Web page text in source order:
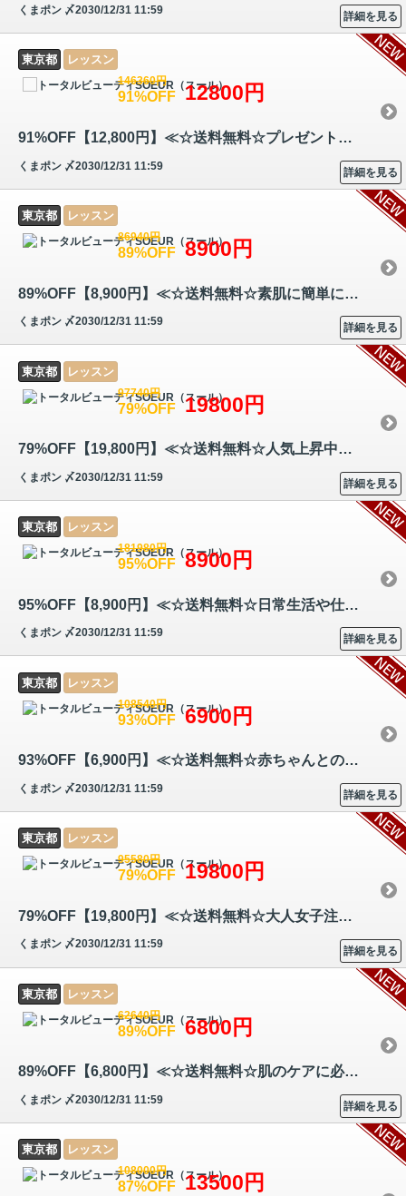
くまポン 〆2030/12/31 11:59
詳細を見る
東京都 レッスン
146360円
91%OFF 12800円
91%OFF【12,800円】≪☆送料無料☆プレゼントにもピッタリ♪身の回りのアイテ…
くまポン 〆2030/12/31 11:59
詳細を見る
東京都 レッスン
86940円
89%OFF 8900円
89%OFF【8,900円】≪☆送料無料☆素肌に簡単に繰り返し貼れる、新感覚ジュエ…
くまポン 〆2030/12/31 11:59
詳細を見る
東京都 レッスン
97740円
79%OFF 19800円
79%OFF【19,800円】≪☆送料無料☆人気上昇中の眉毛エクステンションの講座！…
くまポン 〆2030/12/31 11:59
詳細を見る
東京都 レッスン
181980円
95%OFF 8900円
95%OFF【8,900円】≪☆送料無料☆日常生活や仕事でのコミュニケーションで活…
くまポン 〆2030/12/31 11:59
詳細を見る
東京都 レッスン
108540円
93%OFF 6900円
93%OFF【6,900円】≪☆送料無料☆赤ちゃんとの絆を深めるベベサイン（視覚言…
くまポン 〆2030/12/31 11:59
詳細を見る
東京都 レッスン
95580円
79%OFF 19800円
79%OFF【19,800円】≪☆送料無料☆大人女子注目の新資格☆付属のDVDを見ながら…
くまポン 〆2030/12/31 11:59
詳細を見る
東京都 レッスン
62640円
89%OFF 6800円
89%OFF【6,800円】≪☆送料無料☆肌のケアに必要な理論やオールハンド技術な…
くまポン 〆2030/12/31 11:59
詳細を見る
東京都 レッスン
108000円
87%OFF 13500円